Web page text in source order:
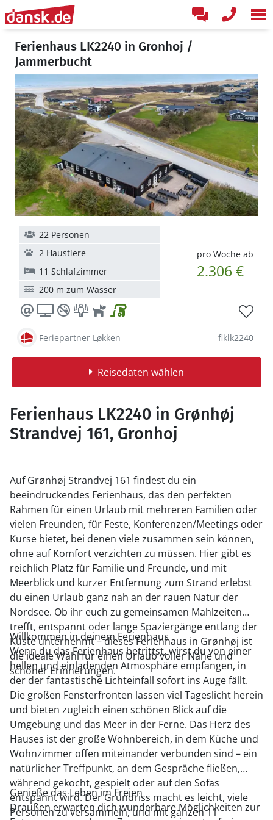
Ferienhaus LK2240 in Gronhoj /
Jammerbucht
pro Woche ab
2.306 €
22 Personen
2 Haustiere
11 Schlafzimmer
200 m zum Wasser
Feriepartner Løkken flklk2240
Reisedaten wählen
Ferienhaus LK2240 in Grønhøj
Strandvej 161, Gronhoj
Auf Grønhøj Strandvej 161 findest du ein
beeindruckendes Ferienhaus, das den perfekten
Rahmen für einen Urlaub mit mehreren Familien oder
vielen Freunden, für Feste, Konferenzen/Meetings oder
Kurse bietet, bei denen viele zusammen sein können,
ohne auf Komfort verzichten zu müssen. Hier gibt es
reichlich Platz für Familie und Freunde, und mit
Meerblick und kurzer Entfernung zum Strand erlebst
du einen Urlaub ganz nah an der rauen Natur der
Nordsee. Ob ihr euch zu gemeinsamen Mahlzeiten
trefft, entspannt oder lange Spaziergänge entlang der
Küste unternehmt – dieses Ferienhaus in Grønhøj ist
die ideale Wahl für einen Urlaub voller Nähe und
schöner Erinnerungen.
Willkommen in deinem Ferienhaus
Wenn du das Ferienhaus betrittst, wirst du von einer
hellen und einladenden Atmosphäre empfangen, in
der der fantastische Lichteinfall sofort ins Auge fällt.
Die großen Fensterfronten lassen viel Tageslicht herein
und bieten zugleich einen schönen Blick auf die
Umgebung und das Meer in der Ferne. Das Herz des
Hauses ist der große Wohnbereich, in dem Küche und
Wohnzimmer offen miteinander verbunden sind – ein
natürlicher Treffpunkt, an dem Gespräche fließen,
während gekocht, gespielt oder auf den Sofas
entspannt wird. Der Grundriss macht es leicht, viele
Personen zu versammeln, und mit ganzen 11
Genieße das Leben im Freien
Draußen erwarten dich wunderbare Möglichkeiten zur